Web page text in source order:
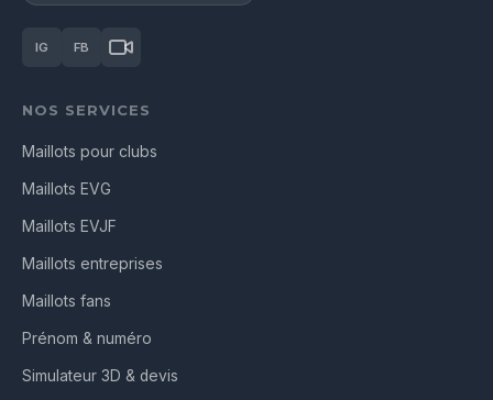
IG FB
NOS SERVICES
Maillots pour clubs
Maillots EVG
Maillots EVJF
Maillots entreprises
Maillots fans
Prénom & numéro
Simulateur 3D & devis